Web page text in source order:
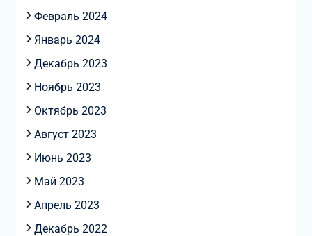
Февраль 2024
Январь 2024
Декабрь 2023
Ноябрь 2023
Октябрь 2023
Август 2023
Июнь 2023
Май 2023
Апрель 2023
Декабрь 2022